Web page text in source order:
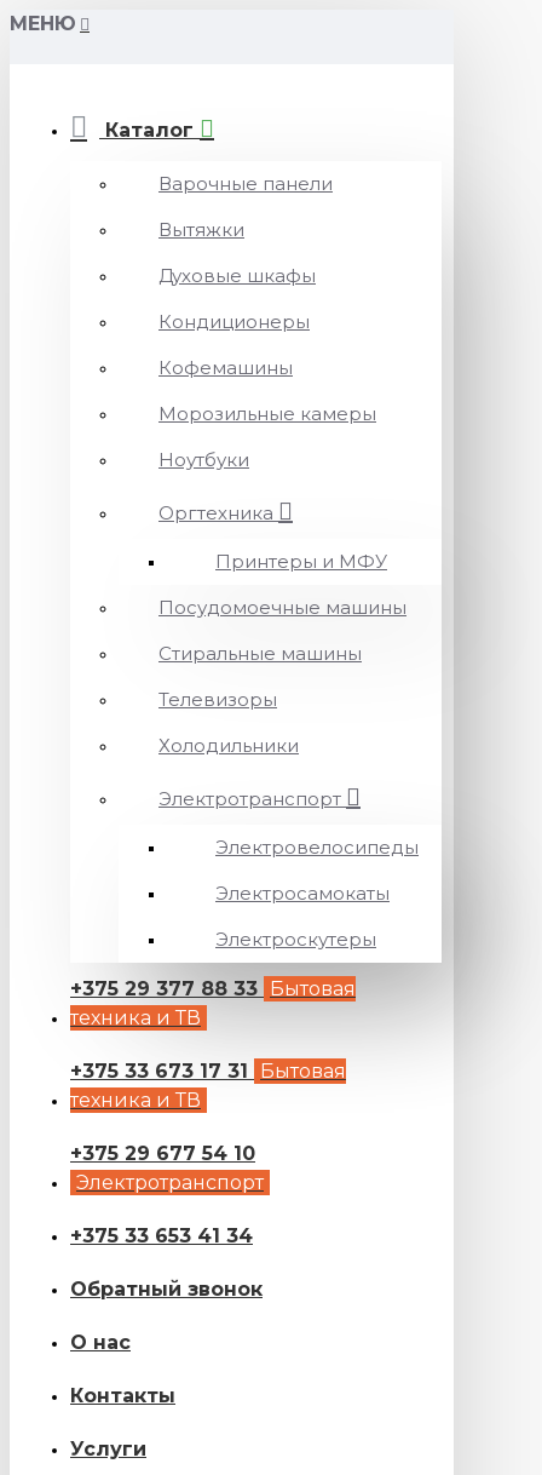
МЕНЮ
Каталог
Варочные панели
Вытяжки
Духовые шкафы
Кондиционеры
Кофемашины
Морозильные камеры
Ноутбуки
Оргтехника
Принтеры и МФУ
Посудомоечные машины
Стиральные машины
Телевизоры
Холодильники
Электротранспорт
Электровелосипеды
Электросамокаты
Электроскутеры
+375 29 377 88 33 Бытовая
техника и ТВ
+375 33 673 17 31
Бытовая
техника и ТВ
+375 29 677 54 10
Электротранспорт
+375 33 653 41 34
Обратный звонок
О нас
Контакты
Услуги